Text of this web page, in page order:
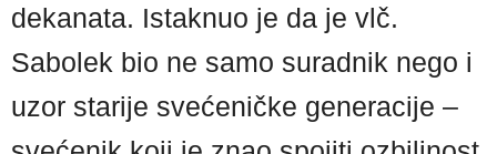
dekanata. Istaknuo je da je vlč.
Sabolek bio ne samo suradnik nego i
uzor starije svećeničke generacije –